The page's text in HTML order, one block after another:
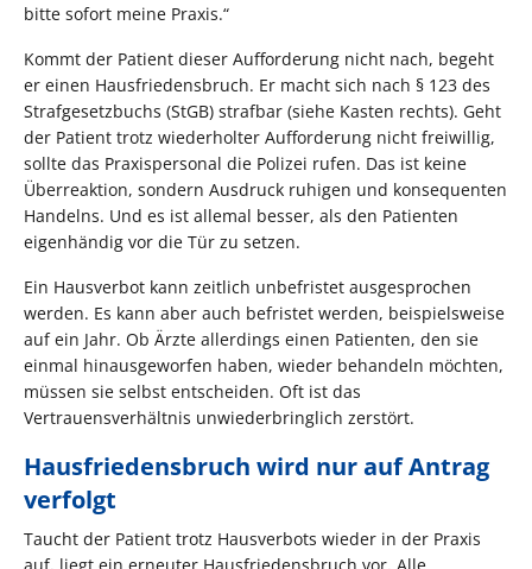
bitte sofort meine Praxis.“
Kommt der Patient dieser Aufforderung nicht nach, begeht
er einen Hausfriedensbruch. Er macht sich nach § 123 des
Strafgesetzbuchs (StGB) strafbar (siehe Kasten rechts). Geht
der Patient trotz wiederholter Aufforderung nicht freiwillig,
sollte das Praxispersonal die Polizei rufen. Das ist keine
Überreaktion, sondern Ausdruck ruhigen und konsequenten
Handelns. Und es ist allemal besser, als den Patienten
eigenhändig vor die Tür zu setzen.
Ein Hausverbot kann zeitlich unbefristet ausgesprochen
werden. Es kann aber auch befristet werden, beispielsweise
auf ein Jahr. Ob Ärzte allerdings einen Patienten, den sie
einmal hinausgeworfen haben, wieder behandeln möchten,
müssen sie selbst entscheiden. Oft ist das
Vertrauensverhältnis unwiederbringlich zerstört.
Hausfriedensbruch wird nur auf Antrag
verfolgt
Taucht der Patient trotz Hausverbots wieder in der Praxis
auf, liegt ein erneuter Hausfriedensbruch vor. Alle